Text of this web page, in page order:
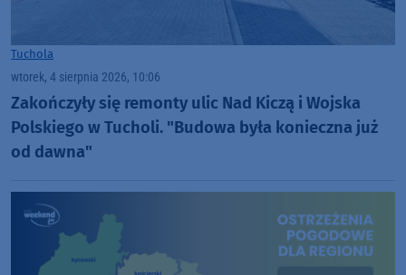
Tuchola
wtorek, 4 sierpnia 2026, 10:06
Zakończyły się remonty ulic Nad Kiczą i Wojska
Polskiego w Tucholi. "Budowa była konieczna już
od dawna"